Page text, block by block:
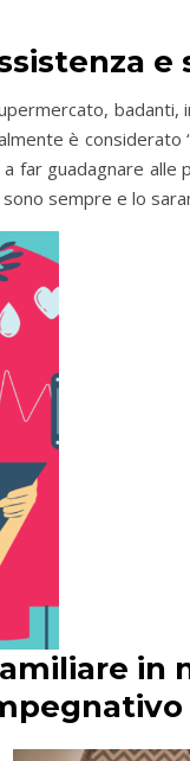
e
badanti,
è considerato
far guadagnare alle
sempre e lo
in